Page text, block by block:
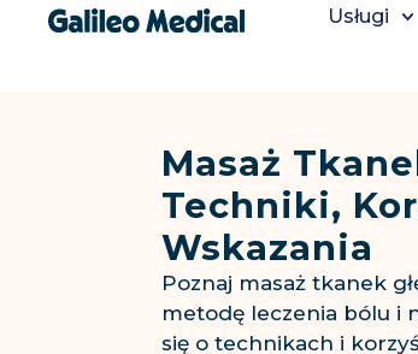
Usługi
Masaż
Techniki,
Wskazania
Poznaj masaż tkanek
metodę leczenia bólu i
się o technikach i